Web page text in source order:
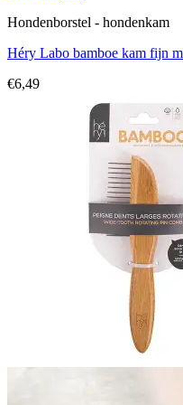
Hondenborstel - hondenkam
Héry Labo bamboe kam fijn
€6,49